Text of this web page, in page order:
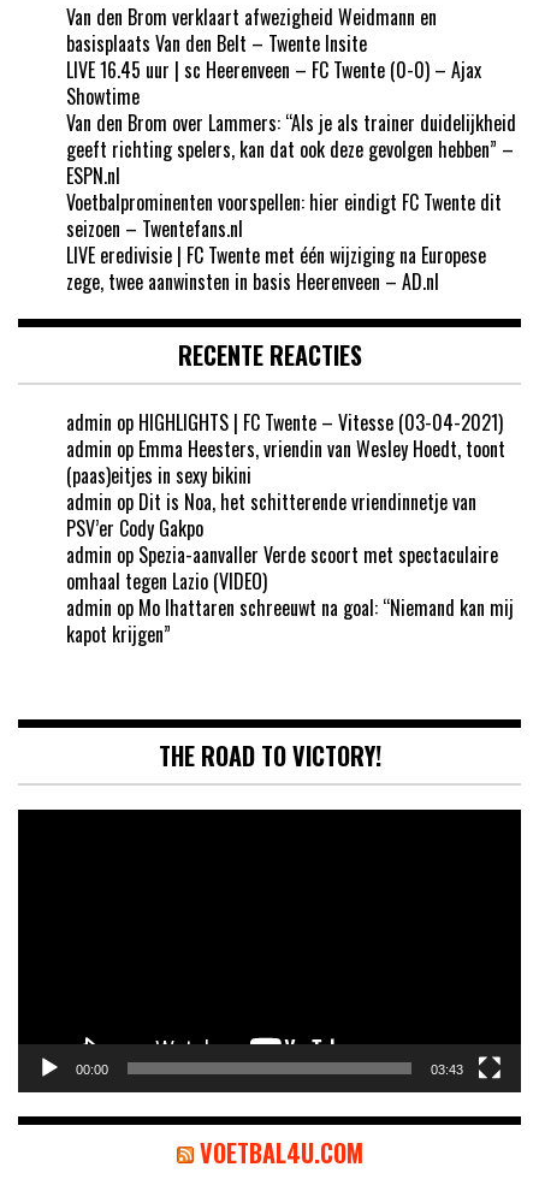
Van den Brom verklaart afwezigheid Weidmann en
basisplaats Van den Belt – Twente Insite
LIVE 16.45 uur | sc Heerenveen – FC Twente (0-0) – Ajax
Showtime
Van den Brom over Lammers: “Als je als trainer duidelijkheid
geeft richting spelers, kan dat ook deze gevolgen hebben” –
ESPN.nl
Voetbalprominenten voorspellen: hier eindigt FC Twente dit
seizoen – Twentefans.nl
LIVE eredivisie | FC Twente met één wijziging na Europese
zege, twee aanwinsten in basis Heerenveen – AD.nl
RECENTE REACTIES
admin op HIGHLIGHTS | FC Twente – Vitesse (03-04-2021)
admin op Emma Heesters, vriendin van Wesley Hoedt, toont
(paas)eitjes in sexy bikini
admin op Dit is Noa, het schitterende vriendinnetje van
PSV’er Cody Gakpo
admin op Spezia-aanvaller Verde scoort met spectaculaire
omhaal tegen Lazio (VIDEO)
admin op Mo Ihattaren schreeuwt na goal: “Niemand kan mij
kapot krijgen”
THE ROAD TO VICTORY!
00:00 03:43
VOETBAL4U.COM